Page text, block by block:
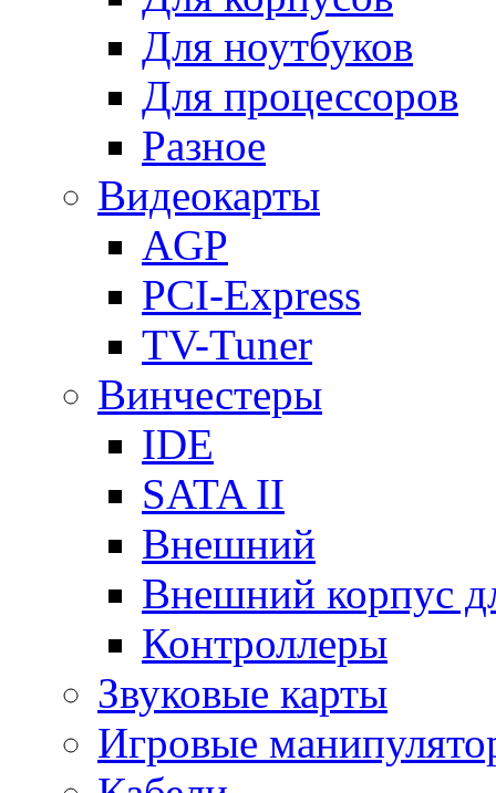
Для ноутбуков
Для процессоров
Разное
Видеокарты
AGP
PCI-Express
TV-Tuner
Винчестеры
IDE
SATA II
Внешний
Внешний корпус
Контроллеры
Звуковые карты
Игровые